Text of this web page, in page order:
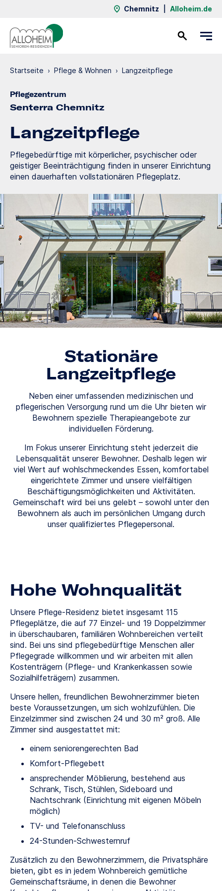
Chemnitz Alloheim.de
Startseite › Pflege & Wohnen › Langzeit­pflege
Pflegezentrum
Senterra Chemnitz
Langzeit­pflege
Pflegebedürftige mit körperlicher, psychischer oder
geistiger Beeinträchtigung finden in unserer Einrichtung
einen dauerhaften vollstationären Pflegeplatz.
Stationäre
Langzeitpflege
Neben einer umfassenden medizinischen und
pflegerischen Versorgung rund um die Uhr bieten wir
Bewohnern spezielle Therapieangebote zur
individuellen Förderung.
Im Fokus unserer Einrichtung steht jederzeit die
Lebensqualität unserer Bewohner. Deshalb legen wir
viel Wert auf wohlschmeckendes Essen, komfortabel
eingerichtete Zimmer und unsere vielfältigen
Beschäftigungsmöglichkeiten und Aktivitäten.
Gemeinschaft wird bei uns gelebt – sowohl unter den
Bewohnern als auch im persönlichen Umgang durch
unser qualifiziertes Pflegepersonal.
Hohe Wohnqualität
Unsere Pflege-Residenz bietet insgesamt 115
Pflegeplätze, die auf 77 Einzel- und 19 Doppelzimmer
in überschaubaren, familiären Wohnbereichen verteilt
sind. Bei uns sind pflegebedürftige Menschen aller
Pflegegrade willkommen und wir arbeiten mit allen
Kostenträgern (Pflege- und Krankenkassen sowie
Sozialhilfeträgern) zusammen.
Unsere hellen, freundlichen Bewohnerzimmer bieten
beste Voraussetzungen, um sich wohlzufühlen. Die
Einzelzimmer sind zwischen 24 und 30 m² groß. Alle
Zimmer sind ausgestattet mit:
einem seniorengerechten Bad
Komfort-Pflegebett
ansprechender Möblierung, bestehend aus
Schrank, Tisch, Stühlen, Sideboard und
Nachtschrank (Einrichtung mit eigenen Möbeln
möglich)
TV- und Telefonanschluss
24-Stunden-Schwesternruf
Zusätzlich zu den Bewohnerzimmern, die Privatsphäre
bieten, gibt es in jedem Wohnbereich gemütliche
Gemeinschaftsräume, in denen die Bewohner